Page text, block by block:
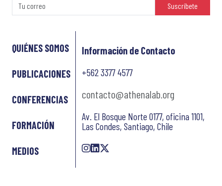
Suscríbete
QUIÉNES SOMOS
PUBLICACIONES
CONFERENCIAS
FORMACIÓN
MEDIOS
Información de Contacto
+562 3377 4577
contacto@athenalab.org
Av. El Bosque Norte 0177, oficina 1101,
Las Condes, Santiago, Chile